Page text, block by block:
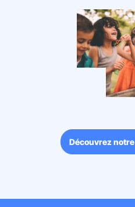
Découvrez